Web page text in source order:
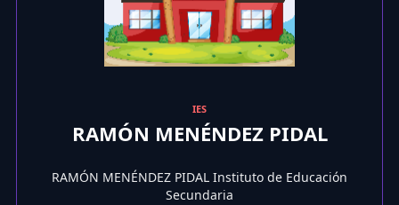
IES
RAMÓN MENÉNDEZ PIDAL
RAMÓN MENÉNDEZ PIDAL Instituto de Educación
Secundaria